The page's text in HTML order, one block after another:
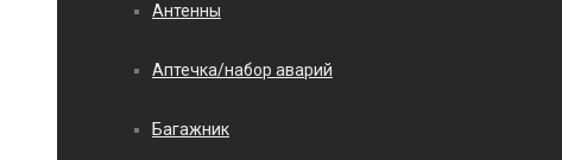
Антенны
Аптечка/набор аварий
Багажник